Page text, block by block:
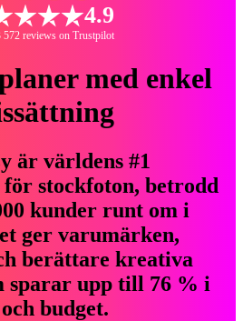
4.9
572 reviews on Trustpilot
med enkel
är världens #1
stockfoton, betrodd
kunder runt om i
ger varumärken,
berättare kreativa
sparar upp till 76 % i
budget.